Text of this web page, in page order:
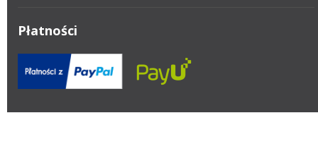
Płatności